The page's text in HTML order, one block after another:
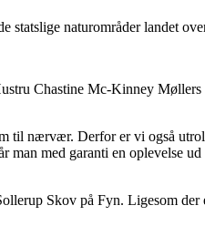
statslige naturområder landet
Chastine Mc-Kinney
til nærvær. Derfor er vi også
med garanti en oplevelse
Skov på Fyn. Ligesom